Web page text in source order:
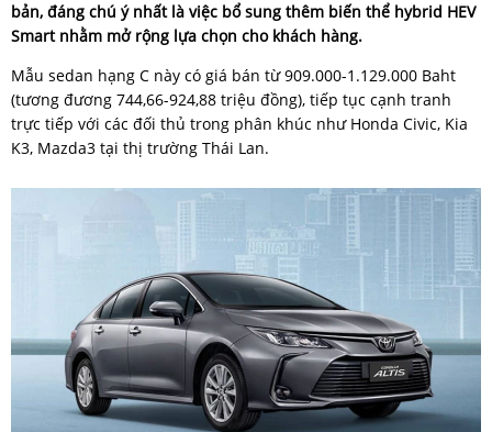
bản, đáng chú ý nhất là việc bổ sung thêm biến thể hybrid HEV
Smart nhằm mở rộng lựa chọn cho khách hàng.
Mẫu sedan hạng C này có giá bán từ 909.000-1.129.000 Baht
(tương đương 744,66-924,88 triệu đồng), tiếp tục cạnh tranh
trực tiếp với các đối thủ trong phân khúc như Honda Civic, Kia
K3, Mazda3 tại thị trường Thái Lan.